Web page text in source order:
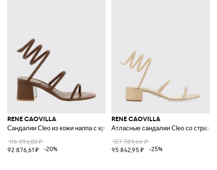
RENE CAOVILLA
Сандалии Cleo из кожи наппа с кристаллами
116 096,00 ₽
92 876,61 ₽
-20%
RENE CAOVILLA
Атласные сандалии Cleo со
127 789,66 ₽
95 842,95 ₽
-25%